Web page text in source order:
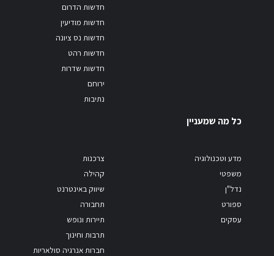
חדשות הדרום
חדשות מודיעין
חדשות נס ציונה
חדשות רהט
חדשות שדרות
ירוחם
נתיבות
כל מה שמעניין
מדע וטכנולוגיה
משפטי
נדל"ן
ספורט
עסקים
צרכנות
קהילה
שיווק באינטרנט
תחבורה
תיירות ונופש
תרבות וחינוך
חברות אנרגיה סולאריות